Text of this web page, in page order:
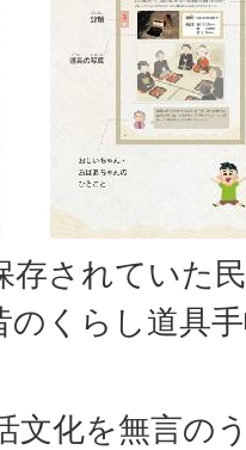
存されていた
のくらし道具
文化を無言の